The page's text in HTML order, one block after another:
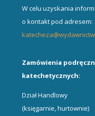
W celu uzyskania
o kontakt pod adresem:
Zamówienia
katechetycznych:
Dział Handlowy
(księgarnie, hurtownie)